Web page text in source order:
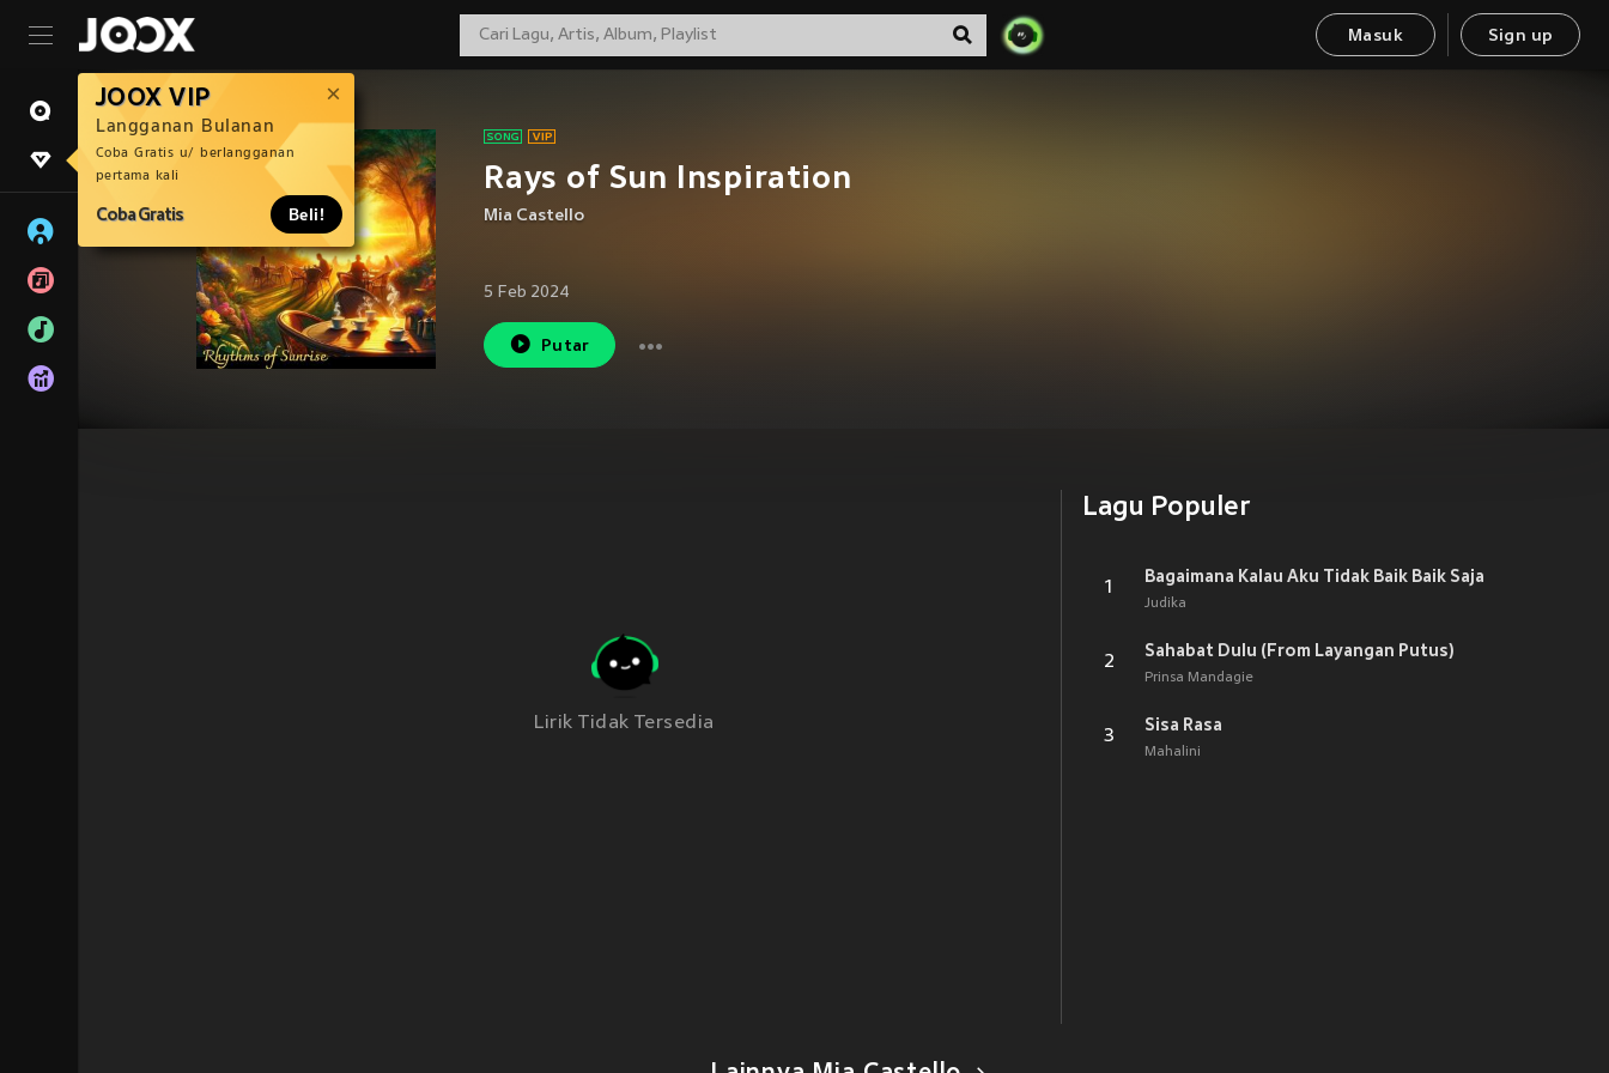
Masuk Sign up
JOOX VIP
Langganan Bulanan
Coba Gratis u/ berlangganan
pertama kali
Coba Gratis Beli!
Rays of Sun Inspiration
Mia Castello
5 Feb 2024
Putar
Lirik Tidak Tersedia
Lagu Populer
1
Bagaimana Kalau Aku Tidak Baik Baik Saja
Judika
2
Sahabat Dulu (From Layangan Putus)
Prinsa Mandagie
3
Sisa Rasa
Mahalini